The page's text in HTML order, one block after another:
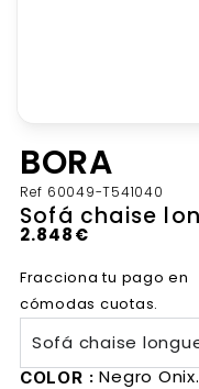
BORA
Ref 60049-T541040
Sofá chaise
2.848€
Fracciona tu pago en
cómodas cuotas.
Sofá chaise
COLOR Negro